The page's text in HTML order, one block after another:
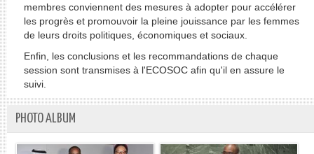
membres conviennent des mesures à adopter pour accélérer
les progrès et promouvoir la pleine jouissance par les femmes
de leurs droits politiques, économiques et sociaux.
Enfin, les conclusions et les recommandations de chaque
session sont transmises à l'ECOSOC afin qu'il en assure le
suivi.
PHOTO ALBUM